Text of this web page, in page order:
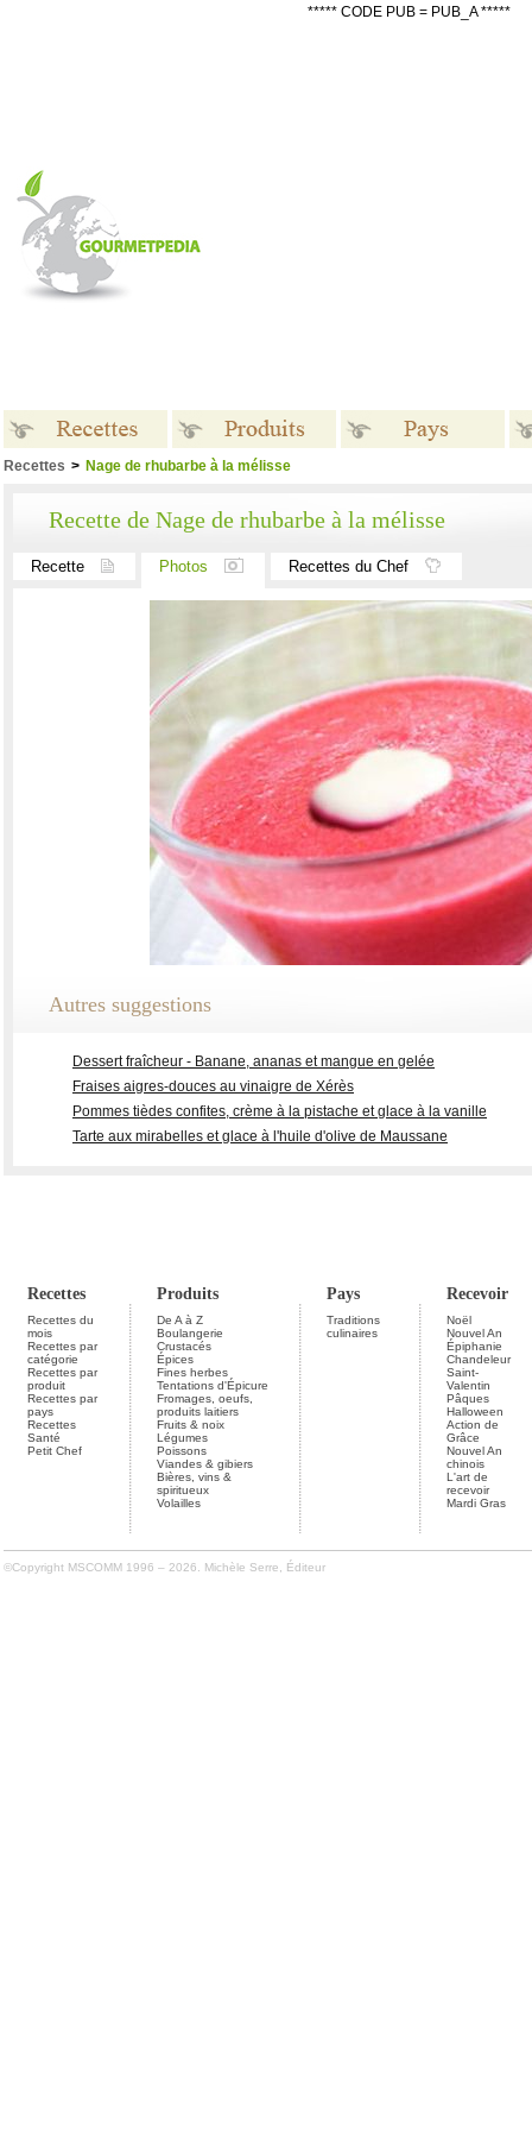
***** CODE PUB = PUB_A *****
Recettes > Nage de rhubarbe à la mélisse
Recette de Nage de rhubarbe à la mélisse
Recette Photos Recettes du Chef
Autres suggestions
Dessert fraîcheur - Banane, ananas et mangue en gelée
Fraises aigres-douces au vinaigre de Xérès
Pommes tièdes confites, crème à la pistache et glace à la vanille
Tarte aux mirabelles et glace à l'huile d'olive de Maussane
Recettes Produits Pays Recevoir
Recettes du
mois
Recettes par
catégorie
Recettes par
produit
Recettes par
pays
Recettes
Santé
Petit Chef
De A à Z
Boulangerie
Crustacés
Épices
Fines herbes
Tentations d'Épicure
Fromages, oeufs,
produits laitiers
Fruits & noix
Légumes
Poissons
Viandes & gibiers
Bières, vins &
spiritueux
Volailles
Traditions
culinaires
Noël
Nouvel An
Épiphanie
Chandeleur
Saint-
Valentin
Pâques
Halloween
Action de
Grâce
Nouvel An
chinois
L'art de
recevoir
Mardi Gras
©Copyright MSCOMM 1996 – 2026. Michèle Serre, Éditeur
Recettes Produits